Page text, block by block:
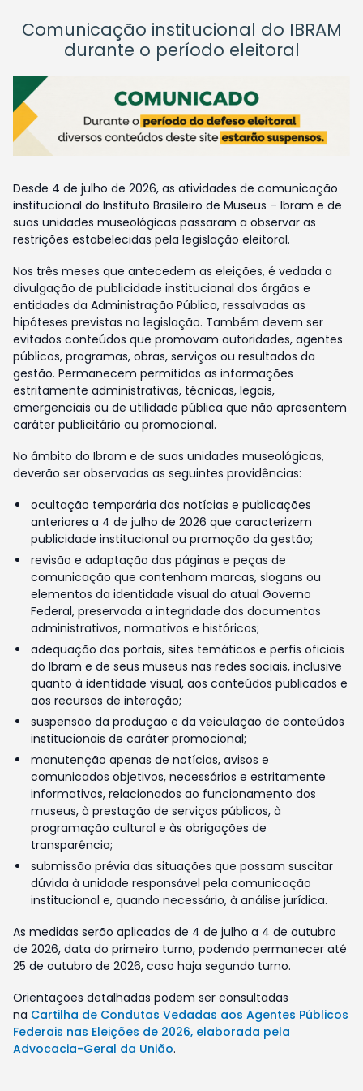
Comunicação institucional do IBRAM
durante o período eleitoral
Desde 4 de julho de 2026, as atividades de comunicação
institucional do Instituto Brasileiro de Museus – Ibram e de
suas unidades museológicas passaram a observar as
restrições estabelecidas pela legislação eleitoral.
Nos três meses que antecedem as eleições, é vedada a
divulgação de publicidade institucional dos órgãos e
entidades da Administração Pública, ressalvadas as
hipóteses previstas na legislação. Também devem ser
evitados conteúdos que promovam autoridades, agentes
públicos, programas, obras, serviços ou resultados da
gestão. Permanecem permitidas as informações
estritamente administrativas, técnicas, legais,
emergenciais ou de utilidade pública que não apresentem
caráter publicitário ou promocional.
No âmbito do Ibram e de suas unidades museológicas,
deverão ser observadas as seguintes providências:
ocultação temporária das notícias e publicações
anteriores a 4 de julho de 2026 que caracterizem
publicidade institucional ou promoção da gestão;
revisão e adaptação das páginas e peças de
comunicação que contenham marcas, slogans ou
elementos da identidade visual do atual Governo
Federal, preservada a integridade dos documentos
administrativos, normativos e históricos;
adequação dos portais, sites temáticos e perfis oficiais
do Ibram e de seus museus nas redes sociais, inclusive
quanto à identidade visual, aos conteúdos publicados e
aos recursos de interação;
suspensão da produção e da veiculação de conteúdos
institucionais de caráter promocional;
manutenção apenas de notícias, avisos e
comunicados objetivos, necessários e estritamente
informativos, relacionados ao funcionamento dos
museus, à prestação de serviços públicos, à
programação cultural e às obrigações de
transparência;
submissão prévia das situações que possam suscitar
dúvida à unidade responsável pela comunicação
institucional e, quando necessário, à análise jurídica.
As medidas serão aplicadas de 4 de julho a 4 de outubro
de 2026, data do primeiro turno, podendo permanecer até
25 de outubro de 2026, caso haja segundo turno.
Orientações detalhadas podem ser consultadas
na Cartilha de Condutas Vedadas aos Agentes Públicos
Federais nas Eleições de 2026, elaborada pela
Advocacia-Geral da União.